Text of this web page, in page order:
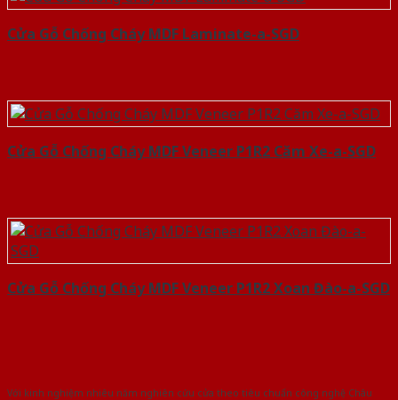
Cửa Gỗ Chống Cháy MDF Laminate-a-SGD
Cửa Gỗ Chống Cháy MDF Veneer P1R2 Căm Xe-a-SGD
Cửa Gỗ Chống Cháy MDF Veneer P1R2 Xoan Đào-a-SGD
Với kinh nghiệm nhiêu năm nghiên cứu cửa theo tiêu chuẩn công nghệ Châu